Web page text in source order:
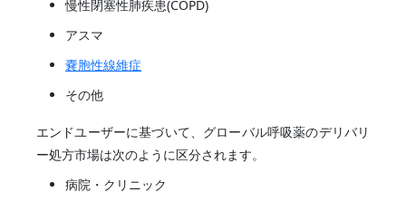
慢性閉塞性肺疾患(COPD)
アスマ
嚢胞性線維症
その他
エンドユーザーに基づいて、グローバル呼吸薬のデリバリ
ー処方市場は次のように区分されます。
病院・クリニック